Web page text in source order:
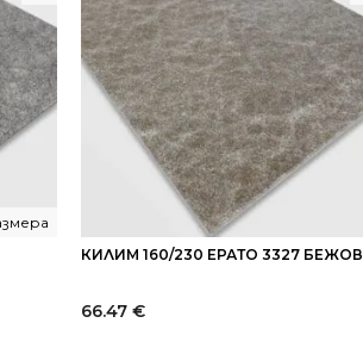
КИЛИМ 160/230 ЕРАТО 3327 БЕЖОВ
66.47 €